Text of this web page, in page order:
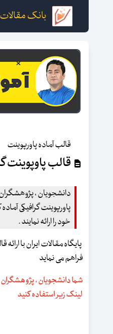
بانک مقالات
قالب آماده پاورپوینت
قالب پاوپوینت
دانشجویان ،
پاورپوینت گرافیکی
خود را ارائه نمایند .
پایگاه مقالات ایران با
فراهم می نماید
شما دانشجویان ، پژوهشگران
لینک زیر استفاده کنید